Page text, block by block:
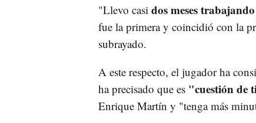
"Llevo casi dos meses
fue la primera y coincidió con la
subrayado.
A este respecto, el jugador ha
ha precisado que es "cuestión de
Enrique Martín y "tenga más